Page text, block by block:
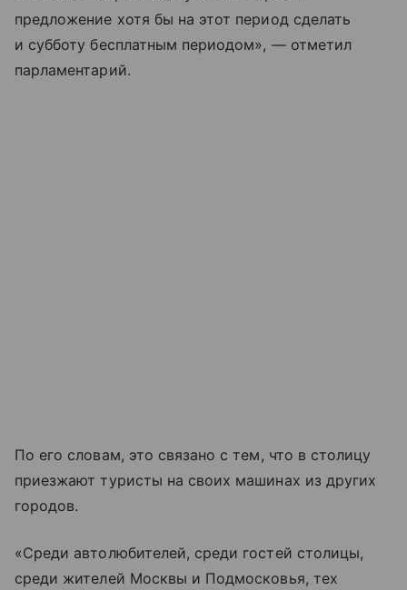
предложение хотя бы на этот период сделать
и субботу бесплатным периодом», — отметил
парламентарий.
По его словам, это связано с тем, что в столицу
приезжают туристы на своих машинах из других
городов.
«Среди автолюбителей, среди гостей столицы,
среди жителей Москвы и Подмосковья, тех